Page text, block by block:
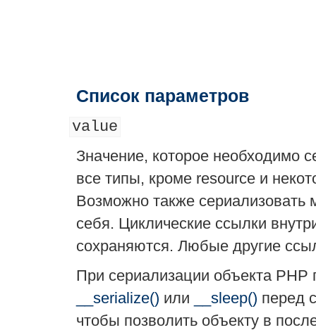
Список параметров
value
Значение, которое необходимо
все типы, кроме resource и
Возможно также
себя. Циклические ссылки
сохраняются. Любые другие
При сериализации объекта PHP
__serialize() или __sleep() перед
чтобы позволить объекту в